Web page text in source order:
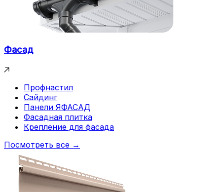
Фасад
Профнастил
Сайдинг
Панели ЯФАСАД
Фасадная плитка
Крепление для фасада
Посмотреть все →